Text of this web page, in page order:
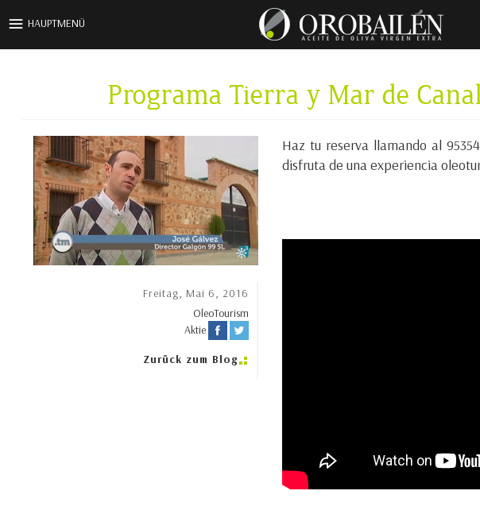
HAUPTMENÜ
Programa Tierra y Mar de
Freitag, Mai 6, 2016
OleoTourism
Aktie
Zurück zum Blog
Haz tu reserva llamando al
disfruta de una experiencia